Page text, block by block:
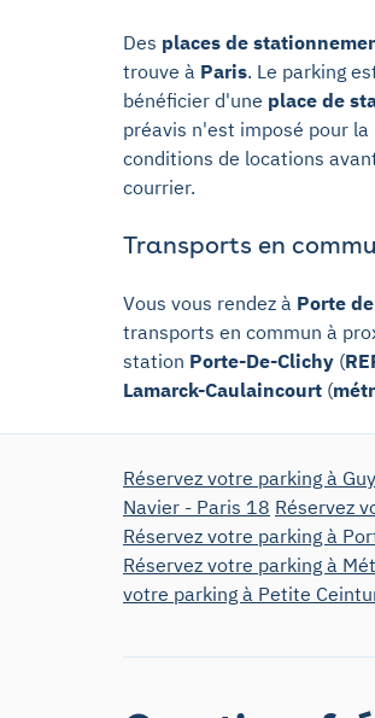
Des places de
trouve à Paris. Le parking
bénéficier d'une place de
préavis n'est imposé pour la
conditions de locations
courrier.
Transports en
Vous vous rendez à Porte
transports en commun à
station Porte-De-Clichy (
Lamarck-Caulaincourt (
Réservez votre parking à
Navier - Paris 18 Réservez
Réservez votre parking à
Réservez votre parking à
votre parking à Petite